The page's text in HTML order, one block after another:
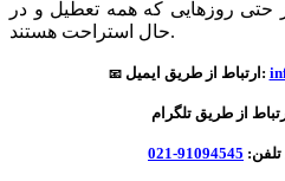
حتی روزهایی که همه تعطیل و در
حال استراحت هستند.
📧 ارتباط از طریق ایمیل:
تلفن: 91094545-021